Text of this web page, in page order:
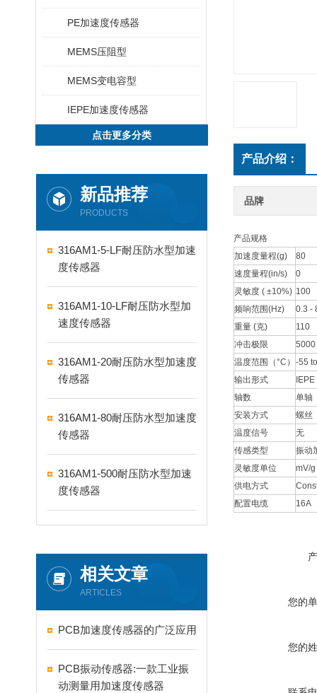
PE加速度传感器
MEMS压阻型
MEMS变电容型
IEPE加速度传感器
点击更多分类
新品推荐
PRODUCTS
316AM1-5-LF耐压防水型加速
度传感器
316AM1-10-LF耐压防水型加
速度传感器
316AM1-20耐压防水型加速度
传感器
316AM1-80耐压防水型加速度
传感器
316AM1-500耐压防水型加速
度传感器
相关文章
ARTICLES
PCB加速度传感器的广泛应用
PCB振动传感器:一款工业振
动测量用加速度传感器
产品介绍：
品牌
产品规格
加速度量程(g)
80
速度量程(in/s)
0
灵敏度 ( ±10%) 100
频响范围(Hz)
0.3 -
重量 (克)
110
冲击极限
5000
温度范围（°C） -55
输出形式
IEPE
轴数
单轴
安装方式
螺丝
温度信号
无
传感类型
振动
灵敏度单位
mV/g
供电方式
配置电缆
16A
您的
您的